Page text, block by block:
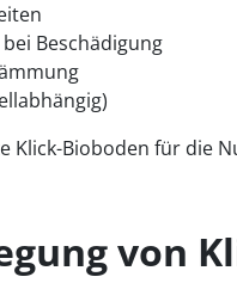
Beschädigung
Klick-Bioboden für die
von